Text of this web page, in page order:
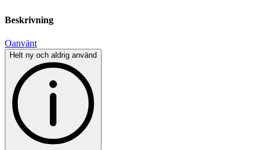
Beskrivning
Oanvänt
Helt ny och aldrig använd